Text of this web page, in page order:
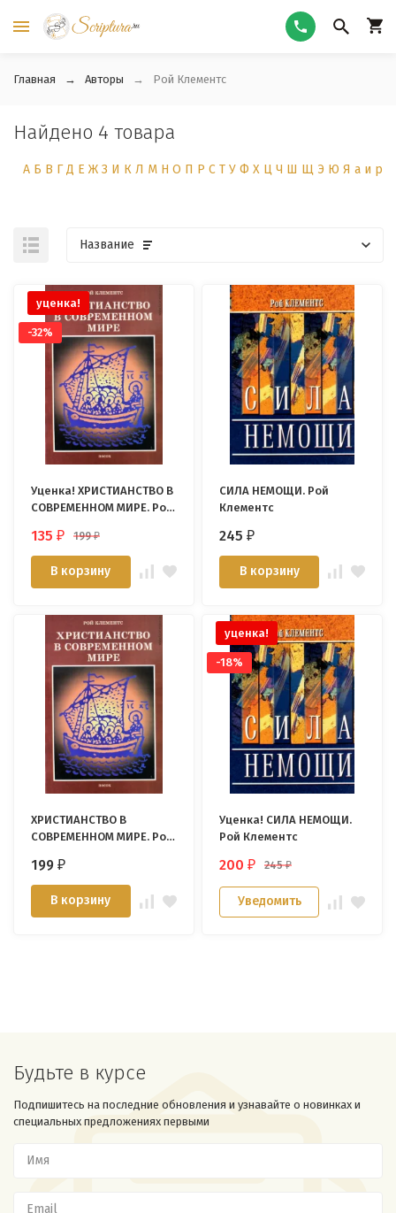
Главная Авторы Рой Клементс
Найдено 4 товара
А Б В Г Д Е Ж З И К Л М Н О П Р С Т У Ф Х Ц Ч Ш Щ Э Ю Я а и р
Название
уценка!
-32%
Уценка! ХРИСТИАНСТВО В
СОВРЕМЕННОМ МИРЕ. Рой
135₽ 199₽
В корзину
СИЛА НЕМОЩИ. Рой
Клементс
245₽
В корзину
ХРИСТИАНСТВО В
СОВРЕМЕННОМ МИРЕ. Рой
199₽
В корзину
уценка!
-18%
Уценка! СИЛА НЕМОЩИ.
Рой Клементс
200₽ 245₽
Уведомить
Будьте в курсе
Подпишитесь на последние обновления и узнавайте о новинках и
специальных предложениях первыми